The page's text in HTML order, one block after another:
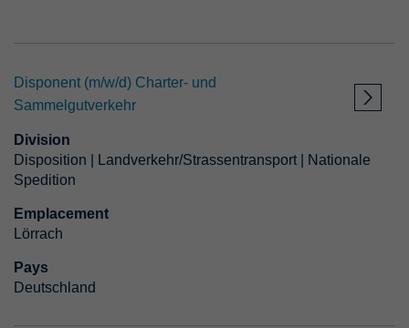
Type d'emploi
A partir de
APPLIQUER LE FILTRE
RÉINITIALISER LE FILTRE
Disponent (m/w/d) Charter- und
Sammelgutverkehr
Division
Disposition | Landverkehr/Strassentransport | Nationale
Spedition
Emplacement
Lörrach
Pays
Deutschland